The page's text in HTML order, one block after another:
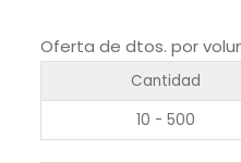
Corazón
Oferta de dtos. por
Cantidad
10 - 500